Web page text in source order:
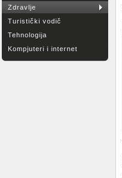
Zdravlje
Turistički vodič
Tehnologija
Kompjuteri i internet